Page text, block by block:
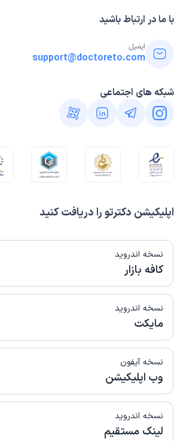
اپلیکیشن دکترتو را دریافت کنید
نسخه اندروید
کافه بازار
نسخه اندروید
مایکت
نسخه آیفون
وب اپلیکیشن
نسخه اندروید
لینک مستقیم
با ما در ارتباط باشید
ایمیل:
support@doctoreto.com
شبکه های اجتماعی